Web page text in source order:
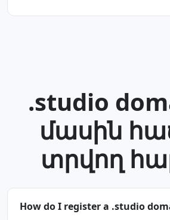
.studio
մասին
տրվող
How do I register a .studio